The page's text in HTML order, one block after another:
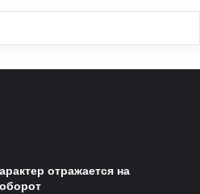
отражается на